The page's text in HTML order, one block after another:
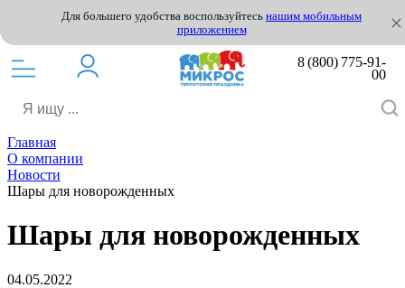
Для большего удобства воспользуйтесь нашим мобильным
приложением
8 (800) 775-91-
00
Главная
О компании
Новости
Шары для новорожденных
Шары для новорожденных
04.05.2022